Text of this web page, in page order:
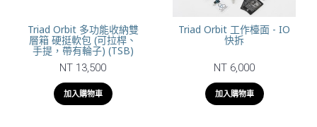
Triad Orbit 多功能收納雙
層箱 硬挺軟包 (可拉桿、
手提，帶有輪子) (TSB)
NT 13,500
加入購物車
Triad Orbit 工作檯面 - IO
快拆
NT 6,000
加入購物車